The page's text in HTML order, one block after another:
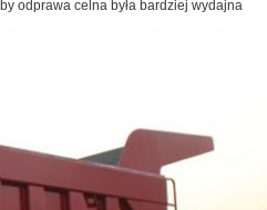
odprawa celna była bardziej wydajna